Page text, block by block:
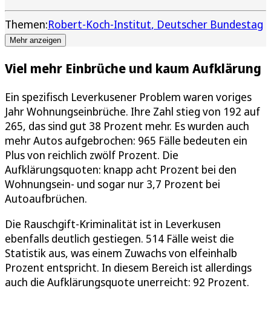
Themen:Robert-Koch-Institut Deutscher Bundestag
Mehr anzeigen
Viel mehr Einbrüche und kaum Aufklärung
Ein spezifisch Leverkusener Problem waren voriges
Jahr Wohnungseinbrüche. Ihre Zahl stieg von 192 auf
265, das sind gut 38 Prozent mehr. Es wurden auch
mehr Autos aufgebrochen: 965 Fälle bedeuten ein
Plus von reichlich zwölf Prozent. Die
Aufklärungsquoten: knapp acht Prozent bei den
Wohnungsein- und sogar nur 3,7 Prozent bei
Autoaufbrüchen.
Die Rauschgift-Kriminalität ist in Leverkusen
ebenfalls deutlich gestiegen. 514 Fälle weist die
Statistik aus, was einem Zuwachs von elfeinhalb
Prozent entspricht. In diesem Bereich ist allerdings
auch die Aufklärungsquote unerreicht: 92 Prozent.